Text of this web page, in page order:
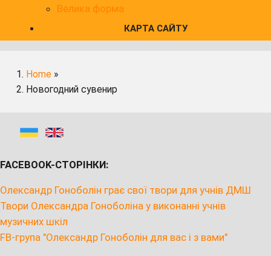
Велика форма
КАРТА САЙТУ
Home »
Новогодний сувенир
FACEBOOK-СТОРІНКИ:
Олександр Гоноболін грає свої твори для учнів ДМШ
Твори Олександра Гоноболіна у виконанні учнів
музичних шкіл
FB-група "Олександр Гоноболін для вас і з вами"